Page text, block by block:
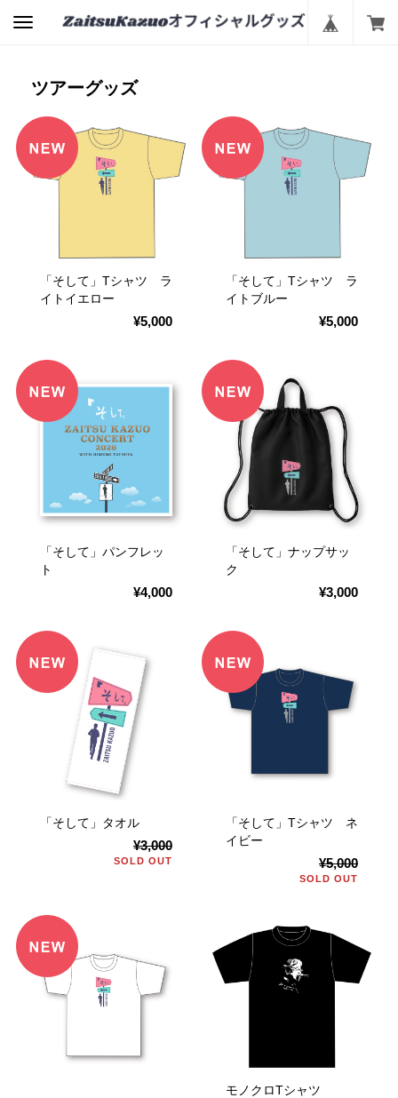
ツアーグッズ
「そして」Tシャツ ラ
イトイエロー
¥5,000
「そして」Tシャツ ラ
イトブルー
¥5,000
「そして」パンフレッ
ト
¥4,000
「そして」ナップサッ
ク
¥3,000
「そして」タオル
¥3,000
SOLD OUT
「そして」Tシャツ ネ
イビー
¥5,000
SOLD OUT
モノクロTシャツ